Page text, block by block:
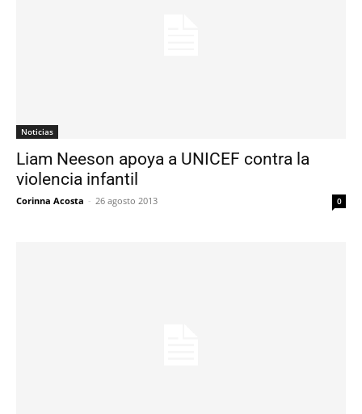
Noticias
Liam Neeson apoya a UNICEF contra la
violencia infantil
Corinna Acosta - 26 agosto 2013 0